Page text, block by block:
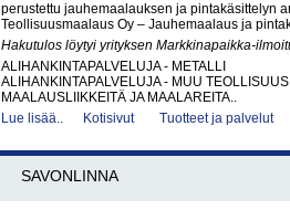
perustettu jauhemaalauksen ja pintakäsittelyn
Teollisuusmaalaus Oy – Jauhemaalaus ja
Hakutulos löytyi yrityksen Markkinapaikka-
ALIHANKINTAPALVELUJA - METALLI
ALIHANKINTAPALVELUJA - MUU TEOLLISUUS
MAALAUSLIIKKEITÄ JA MAALAREITA..
Lue lisää..
Kotisivut Tuotteet ja palvelut
SAVONLINNA